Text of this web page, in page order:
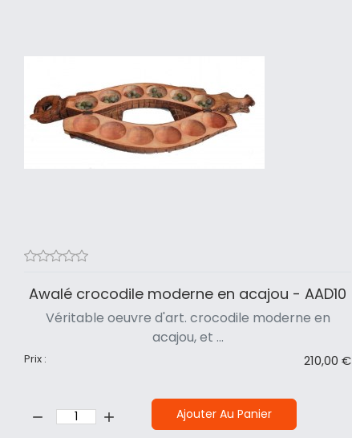
Awalé crocodile moderne en acajou - AAD10
Véritable oeuvre d'art. crocodile moderne en
acajou, et ...
Prix : 210,00 €
Quantité: Ajouter Au Panier